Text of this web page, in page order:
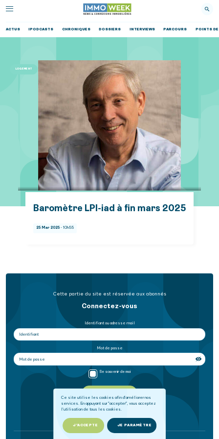
ACTUS IPODCASTS CHRONIQUES DOSSIERS INTERVIEWS PARCOURS POINTS DE
Ce site utilise les cookies afin d'améliorer nos
services. En appuyant sur "accepter", vous acceptez
l'utilisation de tous les cookies.
J'ACCEPTE JE PARAMÈTRE
LOGEMENT
Baromètre LPI-iad à fin mars 2025
25 Mar 2025 - 10h55
Cette partie du site est réservée aux abonnés
Connectez-vous
Identifiant ou adresse mail
Mot de passe
Se souvenir de moi
Mot de passe oublié
Ou